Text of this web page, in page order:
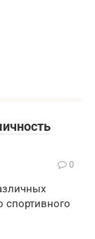
0
спортивного